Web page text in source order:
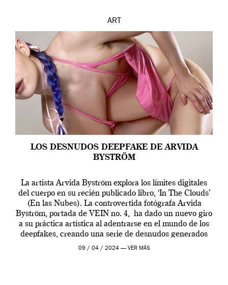
ART
LOS DESNUDOS DEEPFAKE DE ARVIDA
BYSTRÖM
La artista Arvida Byström explora los límites digitales
del cuerpo en su recién publicado libro, ‘In The Clouds’
(En las Nubes). La controvertida fotógrafa Arvida
Byström, portada de VEIN no. 4, ha dado un nuevo giro
a su práctica artística al adentrarse en el mundo de los
deepfakes, creando una serie de desnudos generados
por […]
09 / 04 / 2024 — VER MÁS